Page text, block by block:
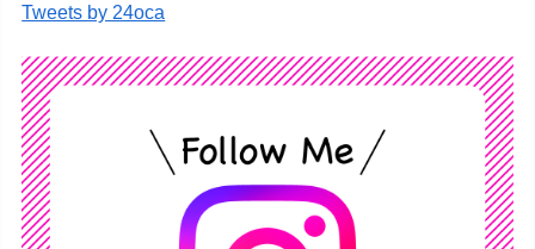
Tweets by 24oca